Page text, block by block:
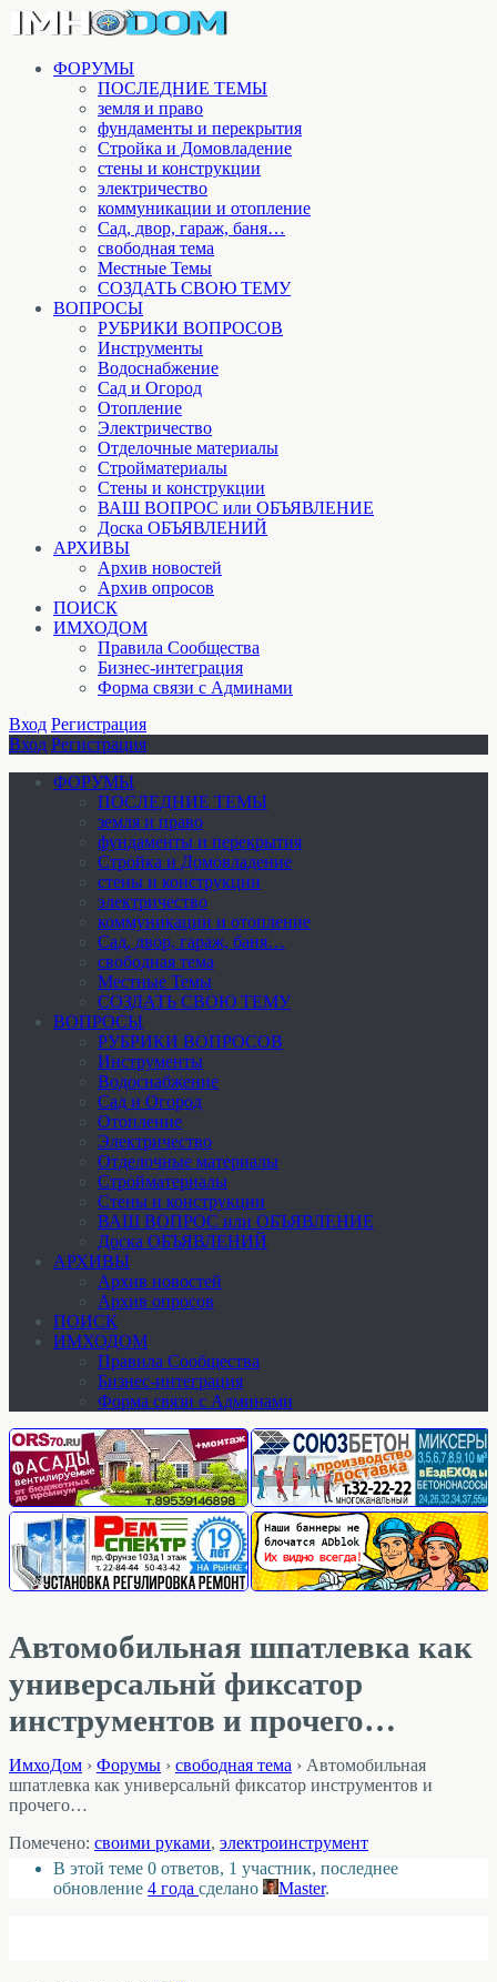
ФОРУМЫ
ПОСЛЕДНИЕ ТЕМЫ
земля и право
фундаменты и перекрытия
Стройка и Домовладение
стены и конструкции
электричество
коммуникации и отопление
Cад, двор, гараж, баня…
свободная тема
Местные Темы
СОЗДАТЬ СВОЮ ТЕМУ
ВОПРОСЫ
РУБРИКИ ВОПРОСОВ
Инструменты
Водоснабжение
Сад и Огород
Отопление
Электричество
Отделочные материалы
Стройматериалы
Стены и конструкции
ВАШ ВОПРОС или ОБЪЯВЛЕНИЕ
Доска ОБЪЯВЛЕНИЙ
АРХИВЫ
Архив новостей
Архив опросов
ПОИСК
ИМХОДОМ
Правила Сообщества
Бизнес-интеграция
Форма связи с Админами
Вход Регистрация
Вход Регистрация
ФОРУМЫ
ПОСЛЕДНИЕ ТЕМЫ
земля и право
фундаменты и перекрытия
Стройка и Домовладение
стены и конструкции
электричество
коммуникации и отопление
Cад, двор, гараж, баня…
свободная тема
Местные Темы
СОЗДАТЬ СВОЮ ТЕМУ
ВОПРОСЫ
РУБРИКИ ВОПРОСОВ
Инструменты
Водоснабжение
Сад и Огород
Отопление
Электричество
Отделочные материалы
Стройматериалы
Стены и конструкции
ВАШ ВОПРОС или ОБЪЯВЛЕНИЕ
Доска ОБЪЯВЛЕНИЙ
АРХИВЫ
Архив новостей
Архив опросов
ПОИСК
ИМХОДОМ
Правила Сообщества
Бизнес-интеграция
Форма связи с Админами
Автомобильная шпатлевка как
универсальнй фиксатор
инструментов и прочего…
ИмхоДом › Форумы › свободная тема › Автомобильная
шпатлевка как универсальнй фиксатор инструментов и
прочего…
Помечено: своими руками, электроинструмент
В этой теме 0 ответов, 1 участник, последнее
обновление 4 года сделано Master.